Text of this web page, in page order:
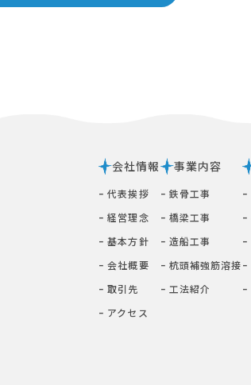
会社情報
ｰ 代表挨拶
ｰ 経営理念
ｰ 基本⽅針
ｰ 会社概要
ｰ 取引先
ｰ アクセス
事業内容
ｰ 鉄⾻⼯事
ｰ 橋梁⼯事
ｰ 造船工事
ｰ 杭頭補強筋溶接
ｰ ⼯法紹介
ｰ
ｰ
ｰ
ｰ
ｰ